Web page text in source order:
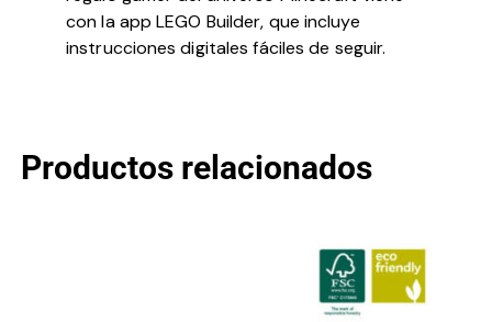
con la app LEGO Builder, que incluye
instrucciones digitales fáciles de seguir.
Productos relacionados